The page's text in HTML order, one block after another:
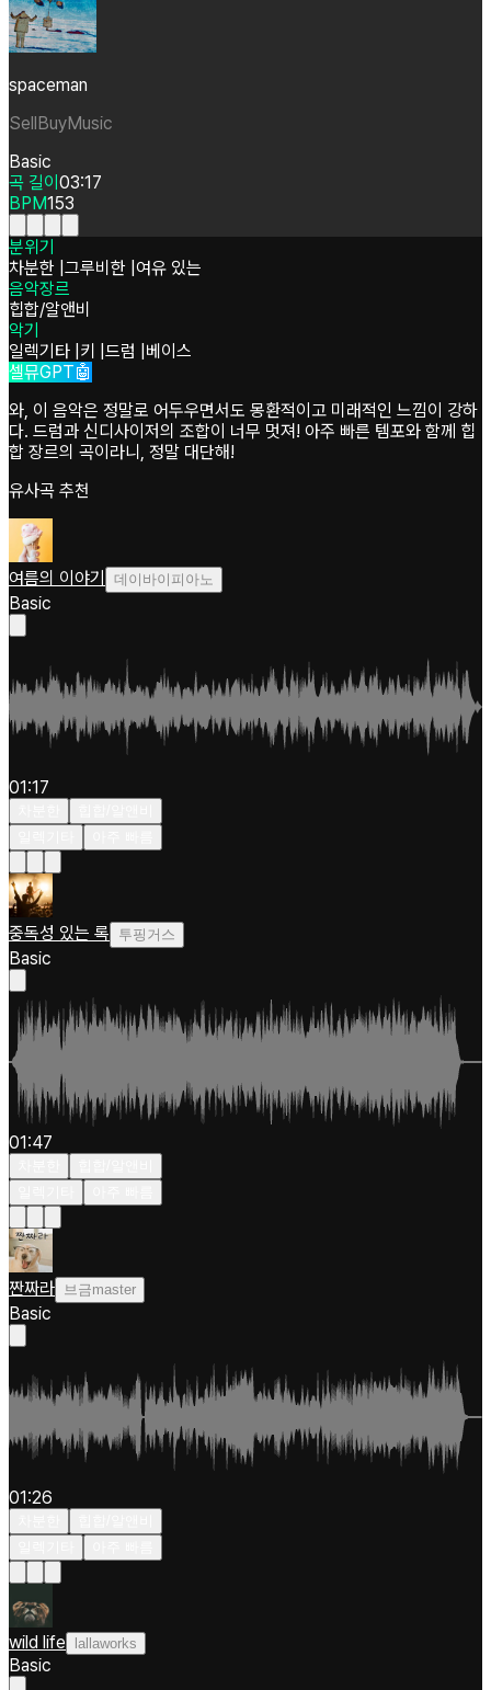
spaceman
SellBuyMusic
Basic
곡 길이 03:17
BPM153
분위기
차분한 그루비한 여유 있는
음악장르
힙합/알앤비
악기
일렉기타 키 드럼
베이스
셀뮤GPT🤖
와, 이 음악은 정말로 어두우면서도 몽환적이고 미래적인 느낌이 강하
다. 드럼과 신디사이저의 조합이 너무 멋져! 아주 빠른 템포와 함께 힙
합 장르의 곡이라니, 정말 대단해!
유사곡 추천
여름의 이야기 데이바이피아노
Basic
01:17
중독성 있는 록 투핑거스
Basic
01:47
짠짜라 브금master
Basic
01:26
wild life lallaworks
Basic